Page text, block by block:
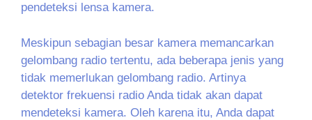
pendeteksi lensa kamera.
Meskipun sebagian besar kamera memancarkan
gelombang radio tertentu, ada beberapa jenis yang
tidak memerlukan gelombang radio. Artinya
detektor frekuensi radio Anda tidak akan dapat
mendeteksi kamera. Oleh karena itu, Anda dapat